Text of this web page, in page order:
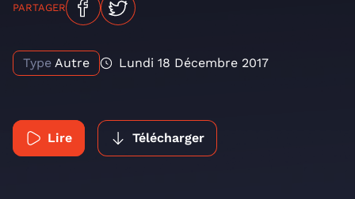
PARTAGER
Type Autre Lundi 18 Décembre 2017
Lire Télécharger